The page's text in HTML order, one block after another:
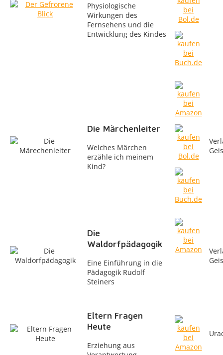
Physiologische
Wirkungen des
Fernsehens und die
Entwicklung des Kindes
Die Märchenleiter
Welches Märchen
erzähle ich meinem
Kind?
Die
Waldorfpädagogik
Eine Einführung in die
Pädagogik Rudolf
Steiners
Eltern Fragen
Heute
Erziehung aus